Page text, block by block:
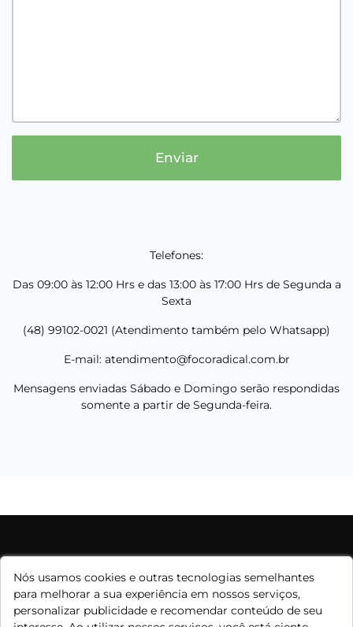
Enviar
Telefones:
Das 09:00 às 12:00 Hrs e das 13:00 às 17:00 Hrs de Segunda a
Sexta
(48) 99102-0021 (Atendimento também pelo Whatsapp)
E-mail: atendimento@focoradical.com.br
Mensagens enviadas Sábado e Domingo serão respondidas
somente a partir de Segunda-feira.
Entre em contato!
Whatsapp: (41) 99683-7100
Nós usamos cookies e outras tecnologias semelhantes
para melhorar a sua experiência em nossos serviços,
personalizar publicidade e recomendar conteúdo de seu